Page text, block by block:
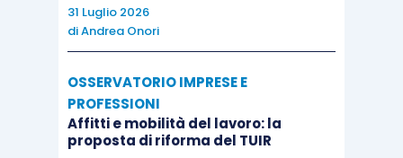
31 Luglio 2026
diAndrea Onori
OSSERVATORIO IMPRESE E
PROFESSIONI
Affitti e mobilità del lavoro: la
proposta di riforma del TUIR